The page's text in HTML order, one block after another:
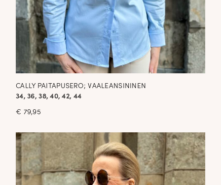
CALLY PAITAPUSERO; VAALEANSININEN
34, 36, 38, 40, 42, 44
€ 79,95